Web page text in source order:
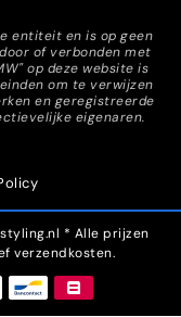
entiteit en is op geen
of verbonden met
op deze website is
om te verwijzen
en geregistreerde
eigenaren.
* Alle prijzen
verzendkosten.